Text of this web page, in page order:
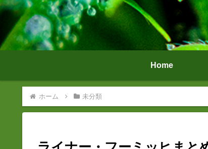
Home
ホーム 未分類